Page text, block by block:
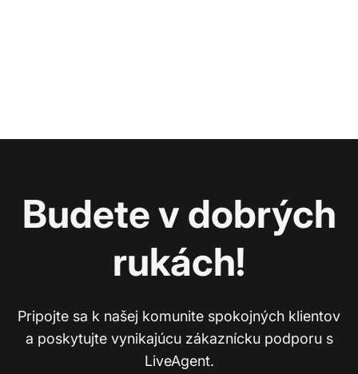
Budete v dobrých
rukách!
Pripojte sa k našej komunite spokojných klientov
a poskytujte vynikajúcu zákaznícku podporu s
LiveAgent.